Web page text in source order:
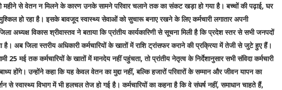
दो महीने से वेतन न मिलने के कारण उनके सामने परिवार चलाने तक का संकट खड़ा हो गया है। बच्चों की पढ़ाई, घर
हो रहा है। इसके बावजूद स्वास्थ्य सेवाओं को सुचारू बनाए रखने के लिए कर्मचारी लगातार अपनी
अध्यक्ष विकास श्रीवास्तव ने बताया कि प्रांतीय कार्यकारिणी से सूचना मिली है कि प्रदेश स्तर से सभी जनपदों
है। अब जिला स्तरीय अधिकारी कर्मचारियों के खातों में राशि ट्रांसफर कराने की प्रक्रिया में तेजी से जुटे हुए हैं।
25 मई तक कर्मचारियों के खातों में मानदेय नहीं पहुंचता, तो प्रांतीय नेतृत्व के निर्देशानुसार सभी संविदा कर्मचारी
होंगे। उन्होंने कहा कि यह केवल वेतन का मुद्दा नहीं, बल्कि हजारों परिवारों के सम्मान और जीवन यापन का
से स्वास्थ्य विभाग में भी हलचल तेज हो गई है। कर्मचारियों का कहना है कि वे संघर्ष नहीं, समाधान चाहते हैं,